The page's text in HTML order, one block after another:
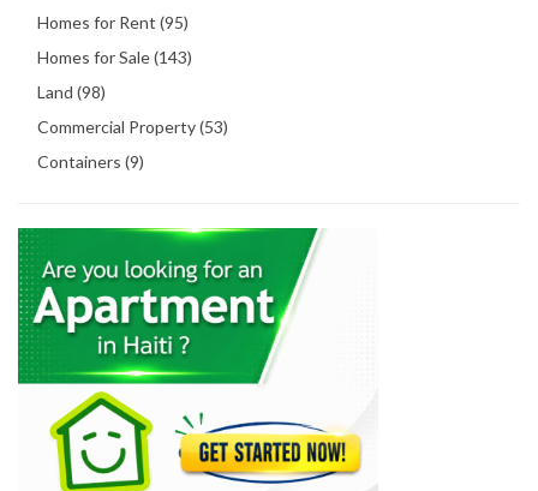
Homes for Rent (95)
Homes for Sale (143)
Land (98)
Commercial Property (53)
Containers (9)